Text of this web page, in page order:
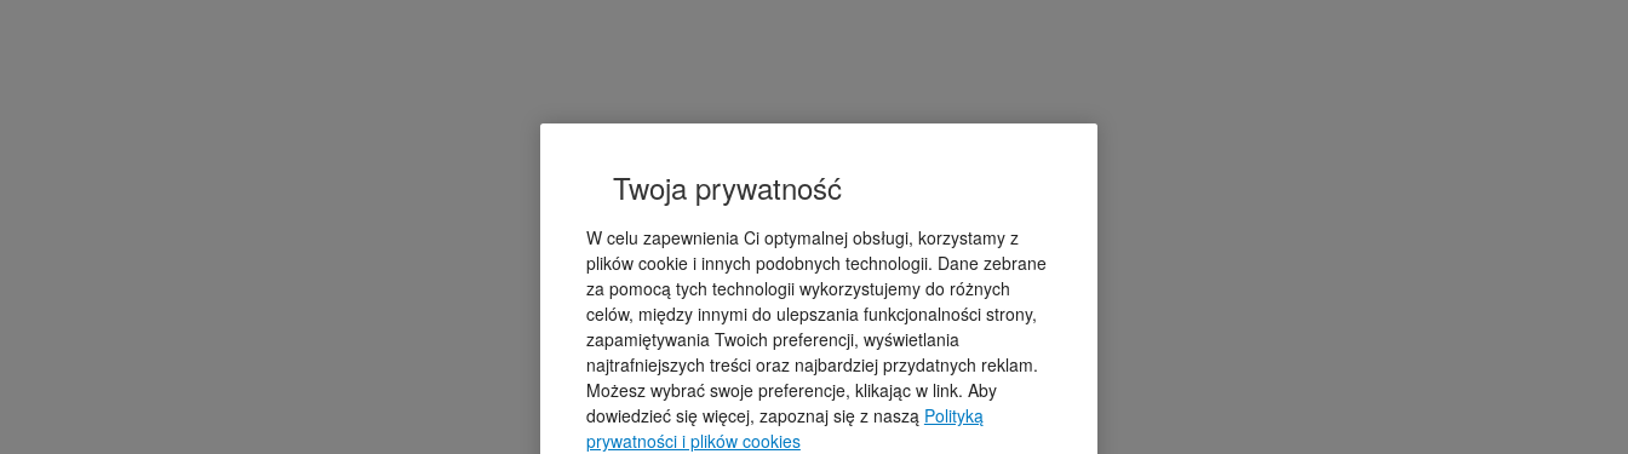
Twoja prywatność
W celu zapewnienia Ci optymalnej obsługi, korzystamy z
plików cookie i innych podobnych technologii. Dane zebrane
za pomocą tych technologii wykorzystujemy do różnych
celów, między innymi do ulepszania funkcjonalności strony,
zapamiętywania Twoich preferencji, wyświetlania
najtrafniejszych treści oraz najbardziej przydatnych reklam.
Możesz wybrać swoje preferencje, klikając w link. Aby
dowiedzieć się więcej, zapoznaj się z naszą Polityką
prywatności i plików cookies